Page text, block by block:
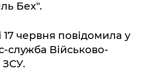
Бех".
червня повідомила у
служба Військово-